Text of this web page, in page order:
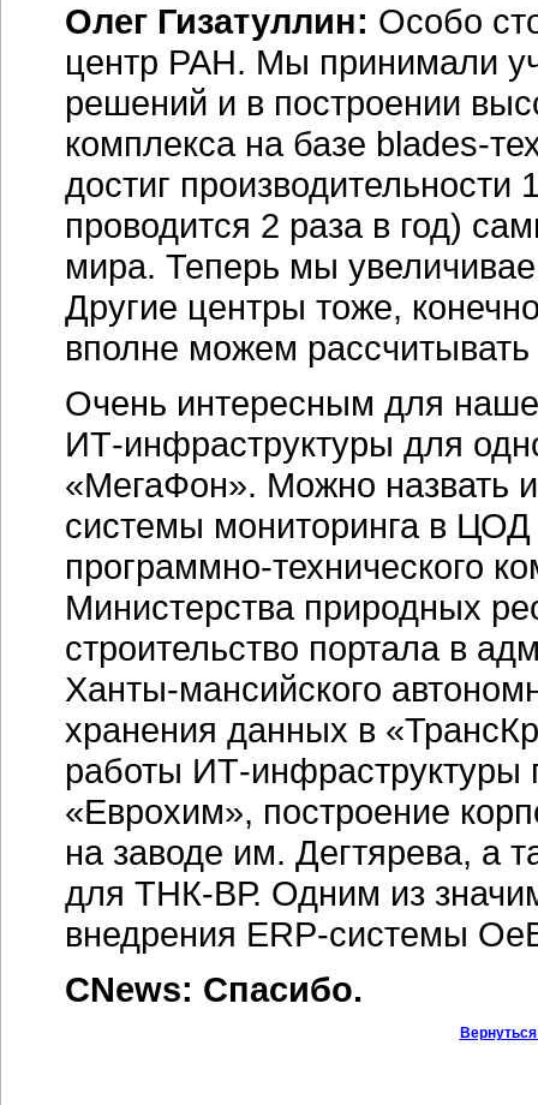
Олег Гизатуллин: Особо
центр РАН. Мы принимали
решений и в построении
комплекса на базе blades-
достиг
проводится 2 раза в год)
мира. Теперь мы
Другие центры тоже,
вполне можем
Очень интересным для
ИТ-инфраструктуры для
«МегаФон». Можно назвать
системы мониторинга в
программно-технического
Министерства природных
строительство портала в
Ханты-мансийского
хранения данных в
работы ИТ-инфраструктуры
«Еврохим», построение
на заводе им. Дегтярева, а
для ТНК-ВР. Одним из
внедрения ERP-системы
CNews: Спасибо.